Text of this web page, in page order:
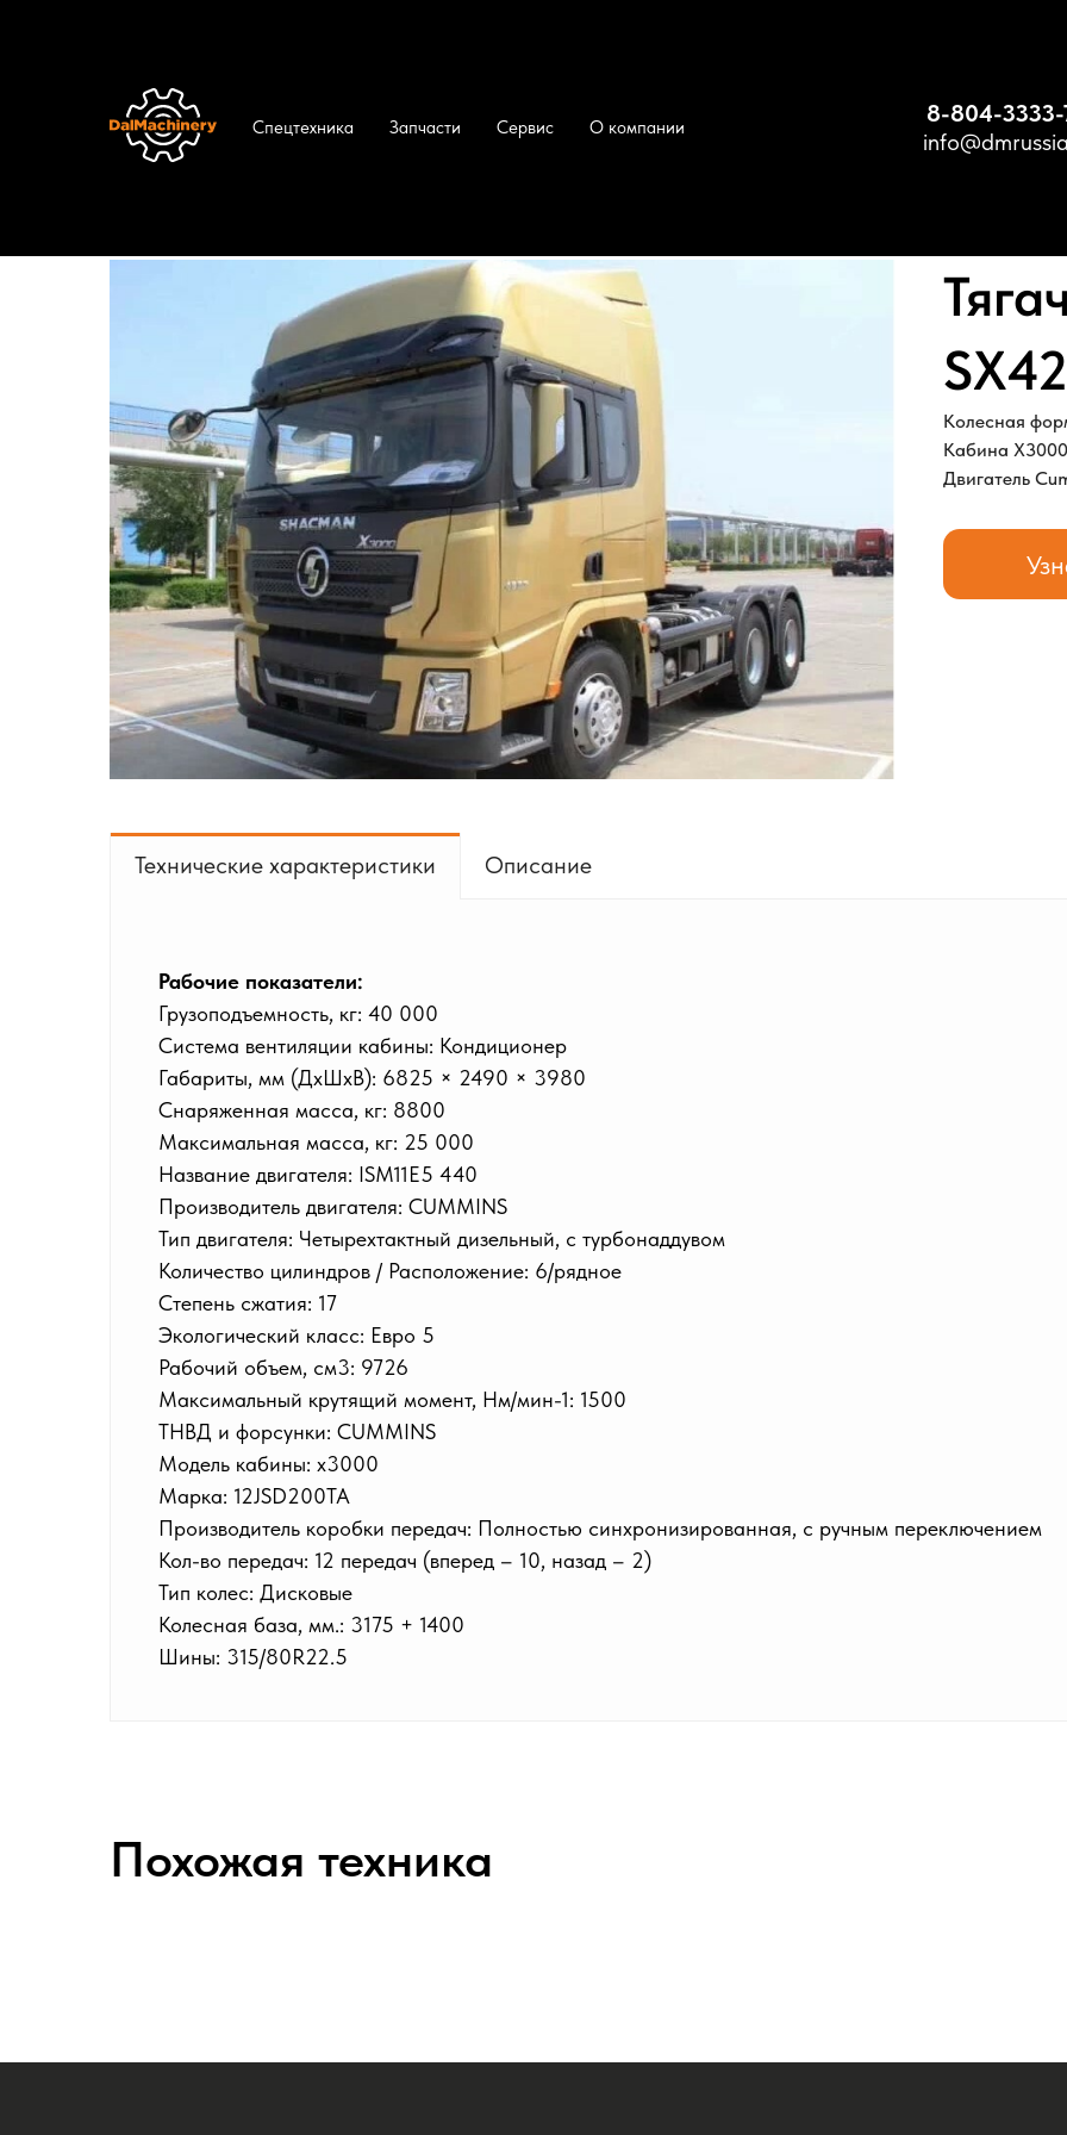
Спецтехника Запчасти Сервис О компании
8-804-3333-
Колесная
Кабина X3000
Двигатель
Технические характеристики Описание
Рабочие показатели:
Грузоподъемность, кг: 40 000
Система вентиляции кабины: Кондиционер
Габариты, мм (ДxШxВ): 6825 × 2490 × 3980
Снаряженная масса, кг: 8800
Максимальная масса, кг: 25 000
Название двигателя: ISM11E5 440
Производитель двигателя: CUMMINS
Тип двигателя: Четырехтактный дизельный, с турбонаддувом
Количество цилиндров / Расположение: 6/рядное
Степень сжатия: 17
Экологический класс: Евро 5
Рабочий объем, см3: 9726
Максимальный крутящий момент, Нм/мин-1: 1500
ТНВД и форсунки: CUMMINS
Модель кабины: х3000
Марка: 12JSD200TA
Производитель коробки передач: Полностью синхронизированная, с ручным переключением
Кол-во передач: 12 передач (вперед – 10, назад – 2)
Тип колес: Дисковые
Колесная база, мм.: 3175 + 1400
Шины: 315/80R22.5
Похожая техника